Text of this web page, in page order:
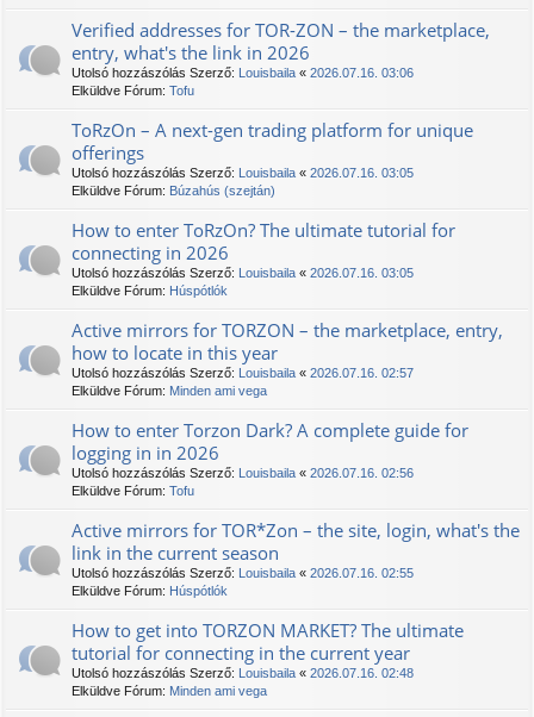
Verified addresses for TOR-ZON – the marketplace,
entry, what's the link in 2026
Utolsó hozzászólás Szerző: Louisbaila « 2026.07.16. 03:06
Elküldve Fórum: Tofu
TоRzOn – A next-gen trading platform for unique
offerings
Utolsó hozzászólás Szerző: Louisbaila « 2026.07.16. 03:05
Elküldve Fórum: Búzahús (szejtán)
How to enter TоRzOn? The ultimate tutorial for
connecting in 2026
Utolsó hozzászólás Szerző: Louisbaila « 2026.07.16. 03:05
Elküldve Fórum: Húspótlók
Active mirrors for ТОRZON – the marketplace, entry,
how to locate in this year
Utolsó hozzászólás Szerző: Louisbaila « 2026.07.16. 02:57
Elküldve Fórum: Minden ami vega
How to enter Torzon Dark? A complete guide for
logging in in 2026
Utolsó hozzászólás Szerző: Louisbaila « 2026.07.16. 02:56
Elküldve Fórum: Tofu
Active mirrors for TOR*Zon – the site, login, what's the
link in the current season
Utolsó hozzászólás Szerző: Louisbaila « 2026.07.16. 02:55
Elküldve Fórum: Húspótlók
How to get into TORZON MARKET? The ultimate
tutorial for connecting in the current year
Utolsó hozzászólás Szerző: Louisbaila « 2026.07.16. 02:48
Elküldve Fórum: Minden ami vega